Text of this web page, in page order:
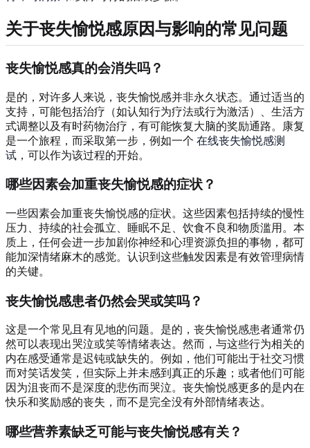
关于丧失愉悦感原因与影响的常见问题
丧失愉悦感真的会消失吗？
是的，对许多人来说，丧失愉悦感并非永久状态。通过适当的
支持，可能包括治疗（如认知行为疗法或行为激活）、生活方
式调整以及有时药物治疗，有可能恢复大脑的奖励通路。康复
是一个旅程，而采取第一步，例如一个 在线丧失愉悦感测
试 ，可以作为该过程的开始。
哪些因素会加重丧失愉悦感的症状？
一些因素会加重丧失愉悦感的症状。这些因素包括持续的慢性
压力、持续的社会孤立、睡眠不足、饮食不良和物质滥用。本
质上，任何会进一步加剧你神经和心理资源负担的事物，都可
能加深情绪麻木的感觉。认识到这些触发因素是有效管理病情
的关键。
丧失愉悦感患者仍然会哭或笑吗？
这是一个常见且有见地的问题。是的，丧失愉悦感患者通常仍
然可以表现出哭泣或笑等情绪表达。然而，与这些行为相关的
内在感受通常是迟钝或缺失的。例如，他们可能出于社交习惯
而对笑话发笑，但实际上并未感到真正的乐趣；或者他们可能
因为沮丧而不是深度的悲伤而哭泣。丧失愉悦感更多的是内在
快乐和奖励感的丧失，而不是完全没有外部情绪表达。
哪些营养素缺乏可能与丧失愉悦感有关？